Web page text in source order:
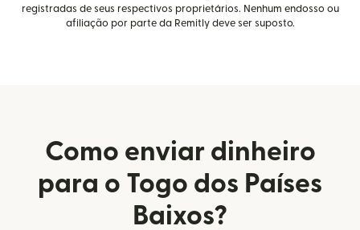
registradas de seus respectivos proprietários. Nenhum endosso ou
afiliação por parte da Remitly deve ser suposto.
Como enviar dinheiro
para o Togo dos Países
Baixos?